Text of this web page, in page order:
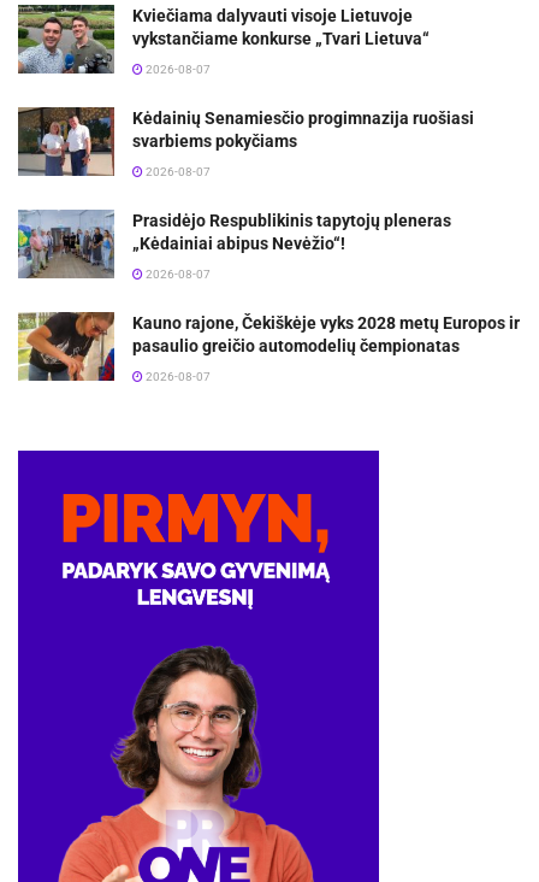
Kviečiama dalyvauti visoje Lietuvoje
vykstančiame konkurse „Tvari Lietuva“
2026-08-07
Kėdainių Senamiesčio progimnazija ruošiasi
svarbiems pokyčiams
2026-08-07
Prasidėjo Respublikinis tapytojų pleneras
„Kėdainiai abipus Nevėžio“!
2026-08-07
Kauno rajone, Čekiškėje vyks 2028 metų Europos ir
pasaulio greičio automodelių čempionatas
2026-08-07